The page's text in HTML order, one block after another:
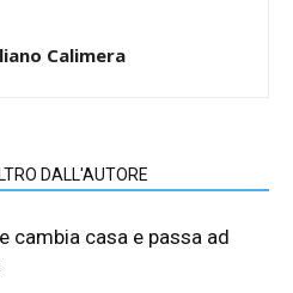
Calimera
DALL'AUTORE
cambia casa e passa ad